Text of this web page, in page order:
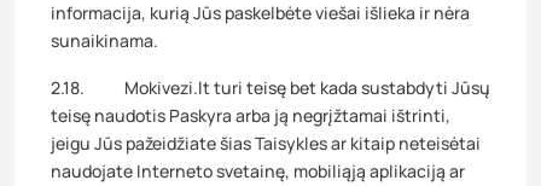
informacija, kurią Jūs paskelbėte viešai išlieka ir nėra
sunaikinama.
2.18. Mokivezi.lt turi teisę bet kada sustabdyti Jūsų
teisę naudotis Paskyra arba ją negrįžtamai ištrinti,
jeigu Jūs pažeidžiate šias Taisykles ar kitaip neteisėtai
naudojate Interneto svetainę, mobiliąją aplikaciją ar